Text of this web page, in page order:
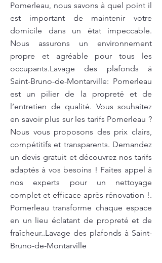
Pomerleau, nous savons à quel point il
est important de maintenir votre
domicile dans un état impeccable.
Nous assurons un environnement
propre et agréable pour tous les
occupants.Lavage des plafonds à
Saint-Bruno-de-Montarville: Pomerleau
est un pilier de la propreté et de
l’entretien de qualité. Vous souhaitez
en savoir plus sur les tarifs Pomerleau ?
Nous vous proposons des prix clairs,
compétitifs et transparents. Demandez
un devis gratuit et découvrez nos tarifs
adaptés à vos besoins ! Faites appel à
nos experts pour un nettoyage
complet et efficace après rénovation !.
Pomerleau transforme chaque espace
en un lieu éclatant de propreté et de
fraîcheur..Lavage des plafonds à Saint-
Bruno-de-Montarville